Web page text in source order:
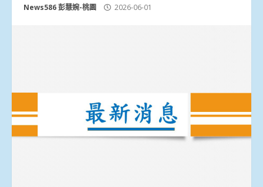
News586 彭慧婉-桃園 2026-06-01